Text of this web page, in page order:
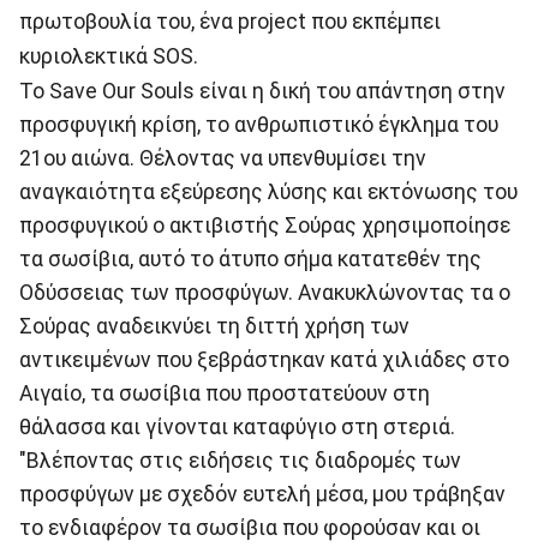
πρωτοβουλία του, ένα project που εκπέμπει
κυριολεκτικά SOS.
To Save Our Souls είναι η δική του απάντηση στην
προσφυγική κρίση, το ανθρωπιστικό έγκλημα του
21ου αιώνα. Θέλοντας να υπενθυμίσει την
αναγκαιότητα εξεύρεσης λύσης και εκτόνωσης του
προσφυγικού ο ακτιβιστής Σούρας χρησιμοποίησε
τα σωσίβια, αυτό το άτυπο σήμα κατατεθέν της
Οδύσσειας των προσφύγων. Ανακυκλώνοντας τα ο
Σούρας αναδεικνύει τη διττή χρήση των
αντικειμένων που ξεβράστηκαν κατά χιλιάδες στο
Αιγαίο, τα σωσίβια που προστατεύουν στη
θάλασσα και γίνονται καταφύγιο στη στεριά.
"Βλέποντας στις ειδήσεις τις διαδρομές των
προσφύγων με σχεδόν ευτελή μέσα, μου τράβηξαν
το ενδιαφέρον τα σωσίβια που φορούσαν και οι